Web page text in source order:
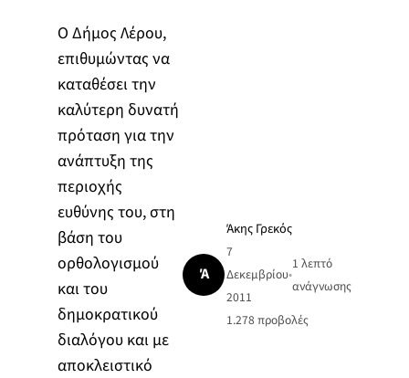
Ο Δήμος Λέρου,
επιθυμώντας να
καταθέσει την
καλύτερη δυνατή
πρόταση για την
ανάπτυξη της
περιοχής
ευθύνης του, στη
βάση του
ορθολογισμού
και του
δημοκρατικού
διαλόγου και με
αποκλειστικό
Ά
Άκης Γρεκός
7
Δεκεμβρίου
2011
•
1 λεπτό
ανάγνωσης
1.278 προβολές